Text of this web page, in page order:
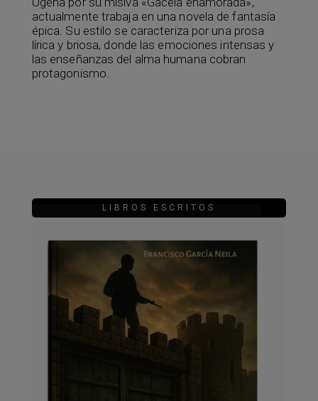
actualmente trabaja en una novela de fantasía
épica. Su estilo se caracteriza por una prosa
lírica y briosa, donde las emociones intensas y
las enseñanzas del alma humana cobran
protagonismo.
LIBROS ESCRITOS